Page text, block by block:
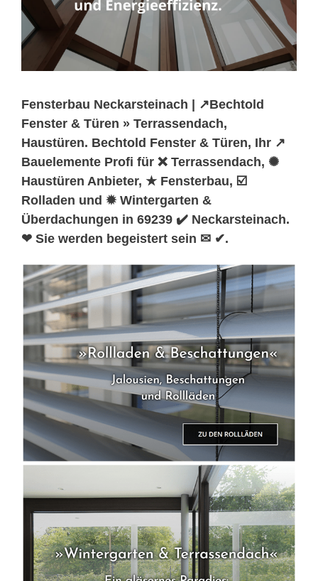
Fensterbau Neckarsteinach | ↗️Bechtold
Fenster & Türen » Terrassendach,
Haustüren. Bechtold Fenster & Türen, Ihr ↗️
Bauelemente Profi für ❌ Terrassendach, ✺
Haustüren Anbieter, ★ Fensterbau, ☑️
Rolladen und ✹ Wintergarten &
Überdachungen in 69239 ✔️ Neckarsteinach.
❤ Sie werden begeistert sein ✉ ✔.